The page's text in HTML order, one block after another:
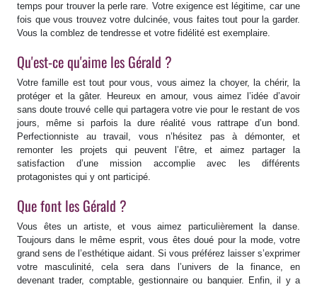
temps pour trouver la perle rare. Votre exigence est légitime, car une
fois que vous trouvez votre dulcinée, vous faites tout pour la garder.
Vous la comblez de tendresse et votre fidélité est exemplaire.
Qu'est-ce qu'aime les Gérald ?
Votre famille est tout pour vous, vous aimez la choyer, la chérir, la
protéger et la gâter. Heureux en amour, vous aimez l’idée d’avoir
sans doute trouvé celle qui partagera votre vie pour le restant de vos
jours, même si parfois la dure réalité vous rattrape d’un bond.
Perfectionniste au travail, vous n’hésitez pas à démonter, et
remonter les projets qui peuvent l’être, et aimez partager la
satisfaction d’une mission accomplie avec les différents
protagonistes qui y ont participé.
Que font les Gérald ?
Vous êtes un artiste, et vous aimez particulièrement la danse.
Toujours dans le même esprit, vous êtes doué pour la mode, votre
grand sens de l’esthétique aidant. Si vous préférez laisser s’exprimer
votre masculinité, cela sera dans l’univers de la finance, en
devenant trader, comptable, gestionnaire ou banquier. Enfin, il y a